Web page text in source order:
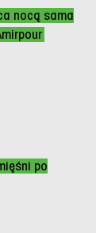
nocą sama
po